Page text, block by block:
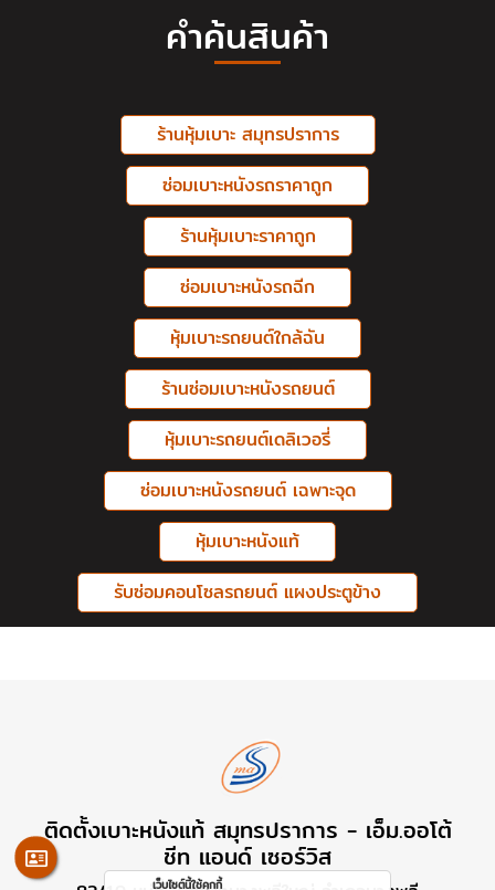
คำค้นสินค้า
ร้านหุ้มเบาะ สมุทรปราการ
ซ่อมเบาะหนังรถราคาถูก
ร้านหุ้มเบาะราคาถูก
ซ่อมเบาะหนังรถฉีก
หุ้มเบาะรถยนต์ใกล้ฉัน
ร้านซ่อมเบาะหนังรถยนต์
หุ้มเบาะรถยนต์เดลิเวอรี่
ซ่อมเบาะหนังรถยนต์ เฉพาะจุด
หุ้มเบาะหนังแท้
รับซ่อมคอนโซลรถยนต์ แผงประตูข้าง
ติดตั้งเบาะหนังแท้ สมุทรปราการ - เอ็ม.ออโต้
ชีท แอนด์ เซอร์วิส
เว็บไซต์นี้ใช้คุกกี้